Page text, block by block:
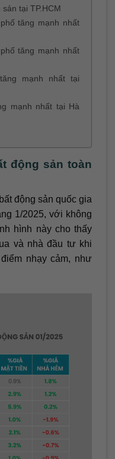
tại TP.HCM
tăng mạnh nhất
tăng mạnh nhất
mạnh nhất tại
mạnh nhất tại Hà
động sản toàn
động sản quốc gia
1/2025, với không
hình này cho thấy
và nhà đầu tư khi
nhạy cảm, như